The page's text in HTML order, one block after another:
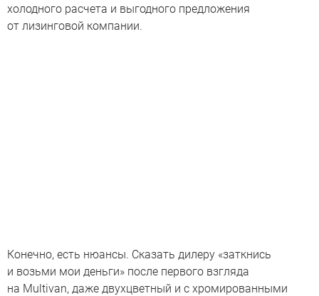
холодного расчета и выгодного предложения
от лизинговой компании.
Конечно, есть нюансы. Сказать дилеру «заткнись
и возьми мои деньги» после первого взгляда
на Multivan, даже двухцветный и с хромированными